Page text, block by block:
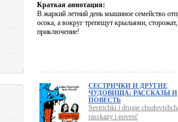
Краткая аннотация:
В жаркий летний день мышиное семейство
осока, а вокруг трепещут крыльями,
приключение!
СЕСТРИЧКИ И ДРУГИЕ
ЧУДОВИЩА: РАССКАЗЫ И
ПОВЕСТЬ
Sestrichki i drugie
rasskazy i povest'